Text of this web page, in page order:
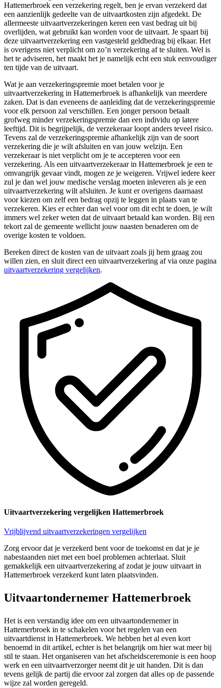
Hattemerbroek een verzekering regelt, ben je ervan verzekerd dat
een aanzienlijk gedeelte van de uitvaartkosten zijn afgedekt. De
allermeeste uitvaartverzekeringen keren een vast bedrag uit bij
overlijden, wat gebruikt kan worden voor de uitvaart. Je spaart bij
deze uitvaartverzekering een vastgesteld geldbedrag bij elkaar. Het
is overigens niet verplicht om zo’n verzekering af te sluiten. Wel is
het te adviseren, het maakt het je namelijk echt een stuk eenvoudiger
ten tijde van de uitvaart.
Wat je aan verzekeringspremie moet betalen voor je
uitvaartverzekering in Hattemerbroek is afhankelijk van meerdere
zaken. Dat is dan eveneens de aanleiding dat de verzekeringspremie
voor elk persoon zal verschillen. Een jonger persoon betaalt
grofweg minder verzekeringspremie dan een individu op latere
leeftijd. Dit is begrijpelijk, de verzekeraar loopt anders teveel risico.
Tevens zal de verzekeringspremie afhankelijk zijn van de soort
verzekering die je wilt afsluiten en van jouw welzijn. Een
verzekeraar is niet verplicht om je te accepteren voor een
verzekering. Als een uitvaartverzekeraar in Hattemerbroek je een te
omvangrijk gevaar vindt, mogen ze je weigeren. Vrijwel iedere keer
zul je dan wel jouw medische verslag moeten inleveren als je een
uitvaartverzekering wilt afsluiten. Je kunt er overigens daarnaast
voor kiezen om zelf een bedrag opzij te leggen in plaats van te
verzekeren. Kies er echter dan wel voor om dit echt te doen, je wilt
immers wel zeker weten dat de uitvaart betaald kan worden. Bij een
tekort zal de gemeente wellicht jouw naasten benaderen om de
overige kosten te voldoen.
Bereken direct de kosten van de uitvaart zoals jij hem graag zou
willen zien, en sluit direct een uitvaartverzekering af via onze pagina
uitvaartverzekering vergelijken.
Uitvaartverzekering vergelijken Hattemerbroek
Vrijblijvend uitvaartverzekeringen vergelijken
Zorg ervoor dat je verzekerd bent voor de toekomst en dat je je
nabestaanden niet met een boel problemen achterlaat. Sluit
gemakkelijk een uitvaartverzekering af zodat je jouw uitvaart in
Hattemerbroek verzekerd kunt laten plaatsvinden.
Uitvaartondernemer Hattemerbroek
Het is een verstandig idee om een uitvaartondernemer in
Hattemerbroek in te schakelen voor het regelen van een
uitvaartdienst in Hattemerbroek. We hebben het al even kort
benoemd in dit artikel, echter is het belangrijk om hier wat meer bij
stil te staan. Het organiseren van het afscheidsceremonie is een hoop
werk en een uitvaartverzorger neemt dit je uit handen. Dit is dan
tevens gelijk de partij die ervoor zal zorgen dat alles op de passende
wijze zal worden geregeld.